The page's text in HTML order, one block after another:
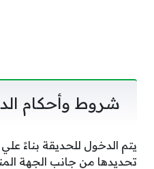
شروط وأحكام
يتم الدخول للحديقة بناءً
تحديدها من جانب الجهة